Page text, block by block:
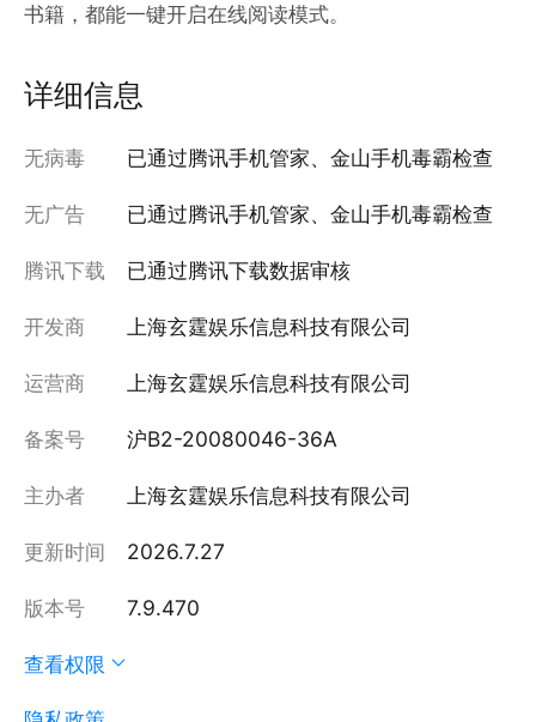
书籍，都能一键开启在线阅读模式。
详细信息
无病毒 已通过腾讯手机管家、金山手机毒霸检查
无广告 已通过腾讯手机管家、金山手机毒霸检查
腾讯下载 已通过腾讯下载数据审核
开发商 上海玄霆娱乐信息科技有限公司
运营商 上海玄霆娱乐信息科技有限公司
备案号 沪B2-20080046-36A
主办者 上海玄霆娱乐信息科技有限公司
更新时间 2026.7.27
版本号 7.9.470
查看权限